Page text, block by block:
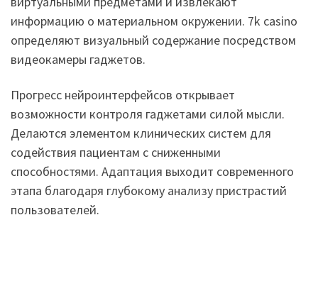
информацию о материальном окружении. 7k casino
определяют визуальный содержание посредством
видеокамеры гаджетов.
Прогресс нейроинтерфейсов открывает
возможности контроля гаджетами силой мысли.
Делаются элементом клинических систем для
содействия пациентам с сниженными
способностями. Адаптация выходит современного
этапа благодаря глубокому анализу пристрастий
пользователей.